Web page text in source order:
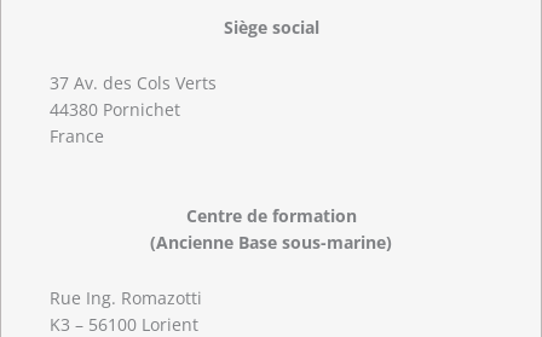
Siège social
37 Av. des Cols Verts
44380 Pornichet
France
Centre de formation
(Ancienne Base sous-marine)
Rue Ing. Romazotti
K3 – 56100 Lorient